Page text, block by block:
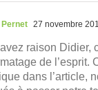
Pernet 27 novembre
raison Didier,
de l’esprit.
dans l’article,